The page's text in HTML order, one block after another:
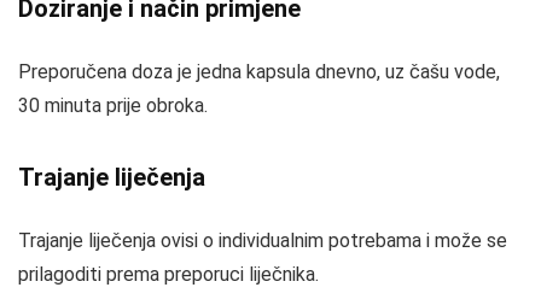
Doziranje i način primjene
Preporučena doza je jedna kapsula dnevno, uz čašu vode,
30 minuta prije obroka.
Trajanje liječenja
Trajanje liječenja ovisi o individualnim potrebama i može se
prilagoditi prema preporuci liječnika.